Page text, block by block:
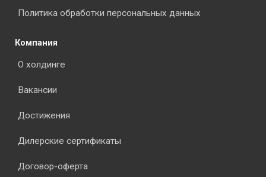
Политика обработки персональных данных
Компания
О холдинге
Вакансии
Достижения
Дилерские сертификаты
Договор-оферта